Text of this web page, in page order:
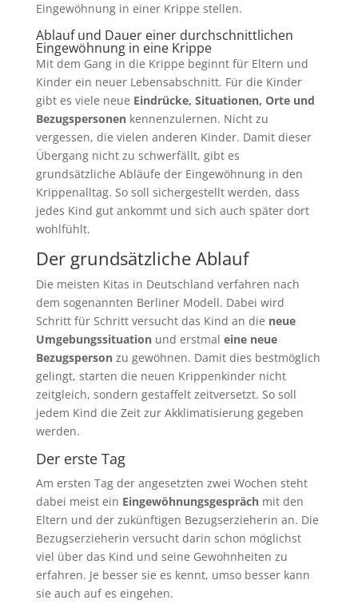
Eingewöhnung in einer Krippe stellen.
Ablauf und Dauer einer durchschnittlichen
Eingewöhnung in eine Krippe
Mit dem Gang in die Krippe beginnt für Eltern und
Kinder ein neuer Lebensabschnitt. Für die Kinder
gibt es viele neue Eindrücke, Situationen, Orte und
Bezugspersonenkennenzulernen. Nicht zu
vergessen, die vielen anderen Kinder. Damit dieser
Übergang nicht zu schwerfällt, gibt es
grundsätzliche Abläufe der Eingewöhnung in den
Krippenalltag. So soll sichergestellt werden, dass
jedes Kind gut ankommt und sich auch später dort
wohlfühlt.
Der grundsätzliche Ablauf
Die meisten Kitas in Deutschland verfahren nach
dem sogenannten Berliner Modell. Dabei wird
Schritt für Schritt versucht das Kind an die neue
Umgebungssituationund erstmal eine neue
Bezugspersonzu gewöhnen. Damit dies bestmöglich
gelingt, starten die neuen Krippenkinder nicht
zeitgleich, sondern gestaffelt zeitversetzt. So soll
jedem Kind die Zeit zur Akklimatisierung gegeben
werden.
Der erste Tag
Am ersten Tag der angesetzten zwei Wochen steht
dabei meist ein Eingewöhnungsgespräch mit den
Eltern und der zukünftigen Bezugserzieherin an. Die
Bezugserzieherin versucht darin schon möglichst
viel über das Kind und seine Gewohnheiten zu
erfahren. Je besser sie es kennt, umso besser kann
sie auch auf es eingehen.